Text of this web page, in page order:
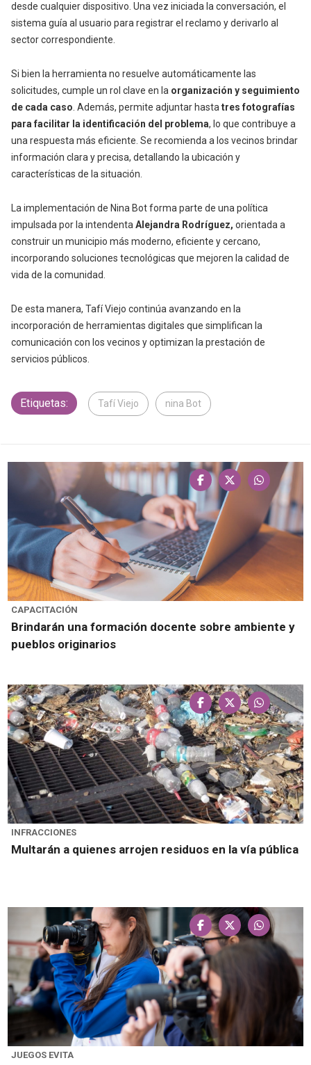
desde cualquier dispositivo. Una vez iniciada la conversación, el
sistema guía al usuario para registrar el reclamo y derivarlo al
sector correspondiente.
Si bien la herramienta no resuelve automáticamente las
solicitudes, cumple un rol clave en la organización y seguimiento
de cada caso. Además, permite adjuntar hastatres fotografías
para facilitar la identificación del problema, lo que contribuye a
una respuesta más eficiente. Se recomienda a los vecinos brindar
información clara y precisa, detallando la ubicación y
características de la situación.
La implementación de Nina Bot forma parte de una política
impulsada por la intendentaAlejandra Rodríguez, orientada a
construir un municipio más moderno, eficiente y cercano,
incorporando soluciones tecnológicas que mejoren la calidad de
vida de la comunidad.
De esta manera, Tafí Viejo continúa avanzando en la
incorporación de herramientas digitales que simplifican la
comunicación con los vecinos y optimizan la prestación de
servicios públicos.
Etiquetas: Tafí Viejo nina Bot
CAPACITACIÓN
Brindarán una formación docente sobre ambiente y
pueblos originarios
INFRACCIONES
Multarán a quienes arrojen residuos en la vía pública
JUEGOS EVITA